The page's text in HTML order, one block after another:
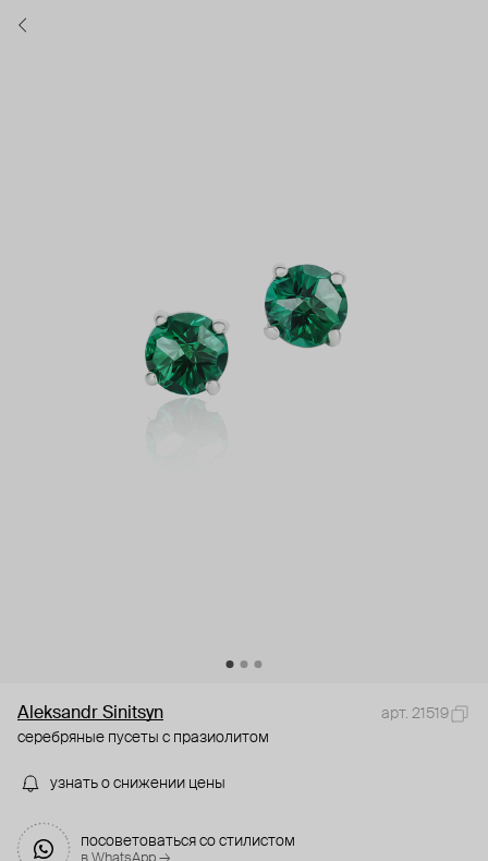
Aleksandr Sinitsyn
арт. 21519
серебряные пусеты с празиолитом
узнать о снижении цены
посоветоваться со стилистом